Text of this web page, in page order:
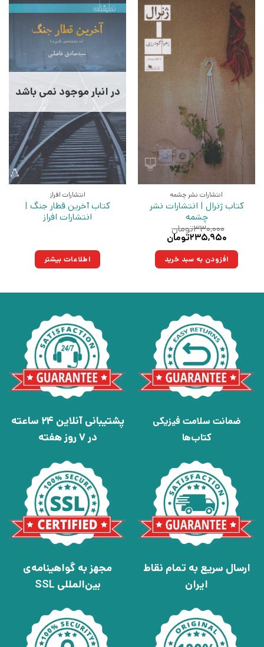
انتشارات نشر چشمه
کتاب ژنرال | انتشارات نشر
چشمه
۳۳۰,۰۰۰تومان
قیمت
۳۳۰,۰۰۰تومان
بود.
۲۳۵,۹۵۰تومان
۲۳۵,۹۵۰تومان.افزودن به سبد خرید
در انبار موجود نمی باشد
انتشارات افراز
کتاب آخرین قطار جنگ |
انتشارات افراز
اطلاعات بیشتر
ضمانت سلامت فیزیکی
کتاب‌ها
پشتیبانی آنلاین 24 ساعته
در 7 روز هفته
ارسال سریع به تمام نقاط
ایران
مجهز به گواهینامه‌ی
بین‌المللی SSL